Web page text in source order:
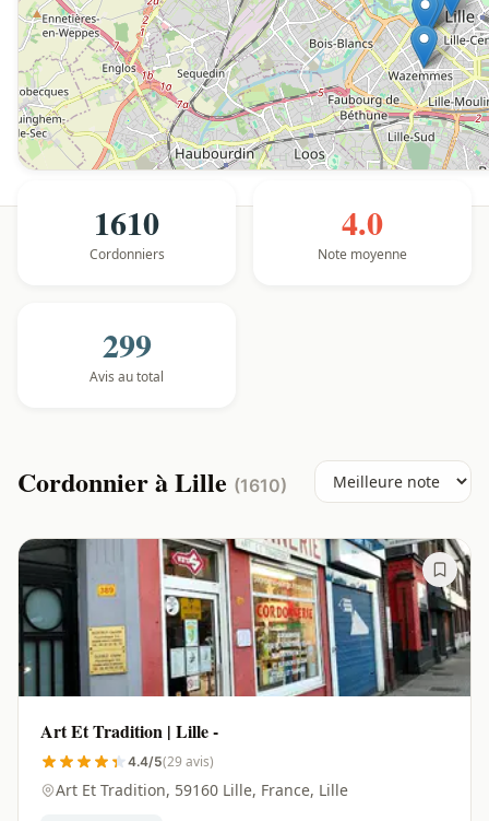
1610
Cordonniers
4.0
Note moyenne
299
Avis au total
Cordonnier à Lille (1610)
Art Et Tradition | Lille -
4.4/5(29 avis)
Art Et Tradition, 59160 Lille, France, Lille